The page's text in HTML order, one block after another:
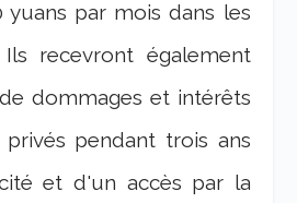
yuans par mois dans les
Ils recevront également
dommages et intérêts
pendant trois ans
et d'un accès par la